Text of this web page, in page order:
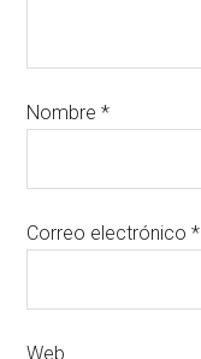
Nombre*
Correo electrónico*
Web